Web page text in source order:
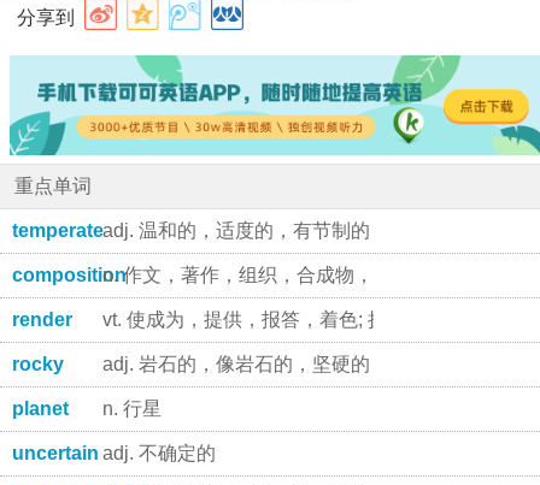
分享到
重点单词
temperateadj. 温和的，适度的，有节制的
compositionn. 作文，著作，组织，合成物，成份
render vt. 使成为，提供，报答，着色; 执行，实施 vi.
rocky adj. 岩石的，像岩石的，坚硬的，麻木的，困难重
planet n. 行星
uncertain adj. 不确定的